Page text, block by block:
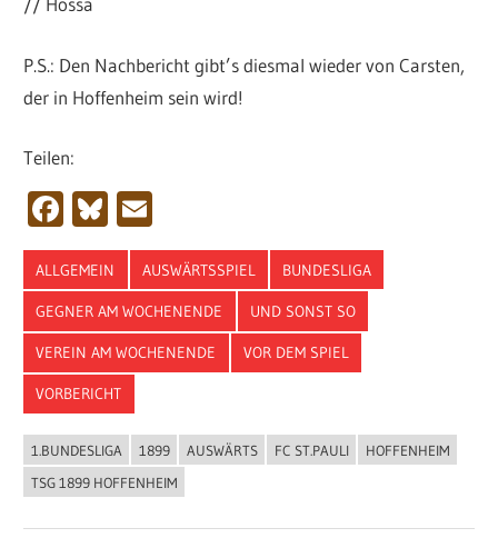
P.S.: Den Nachbericht gibt’s diesmal wieder von Carsten,
der in Hoffenheim sein wird!
Teilen:
Facebook
Bluesky
ALLGEMEIN AUSWÄRTSSPIEL BUNDESLIGA
GEGNER AM WOCHENENDE UND SONST SO
VEREIN AM WOCHENENDE VOR DEM SPIEL
VORBERICHT
1.BUNDESLIGA 1899 AUSWÄRTS FC ST.PAULI
HOFFENHEIM
TSG 1899 HOFFENHEIM